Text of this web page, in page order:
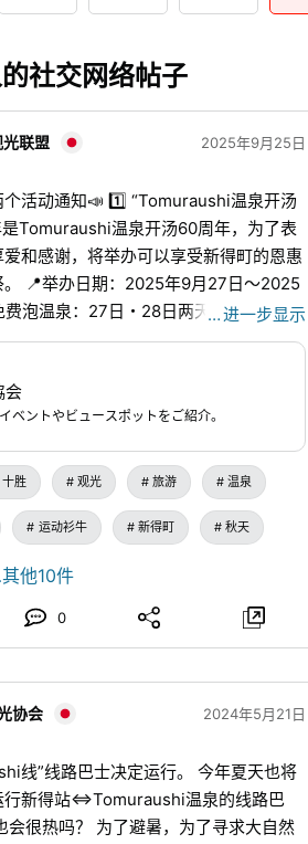
社交网络帖子
联盟 2025年9月25日
“Tomuraushi温泉开汤
和感谢，将举办可以享受新得町的恩惠
2025
泡温泉：27日・28日两天 12:15～
日一天 12:00～16:00 📍举办场所：
28两天入浴费免费，
得产蔬菜随便装”、“Tomuraushi产泽西
贩卖”、“MAKICOM MINAMI迷你演唱会”
得町怀旧照片展等众多活动。有当日往
必到秋天的Tomuraushi温泉来走一
出发 返程：温泉15：00出发 📍9/28
会场12：30出发 返程：温泉16：30出
温泉东大雪庄 电话：0156-
每年9月最后一个星期日举办的新得最
📍举办场所：新得町保健福祉中心
是品尝到
内的荞麦面店和志愿者等8家店铺将出
为豪的汤汁和配料提供在大雪山山麓生
！ 除了荞麦面以外，还有丰
…进一步显示
会
ベントやビュースポットをご紹介。
十胜 观光 旅游 温泉
运动衫牛 新得町 秋天
他10件
0
协会 2024年5月21日
路巴士决定运行。 今年夏天也将
行新得站⇔Tomuraushi温泉的线路巴
会很热吗？ 为了避暑，为了寻求大自然